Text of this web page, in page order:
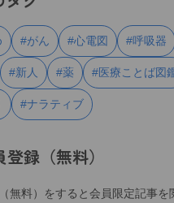
#がん #心電図 #呼吸器
#新人 #薬 #医療ことば図
#ナラティブ
登録（無料）
無料）をすると会員限定記事を